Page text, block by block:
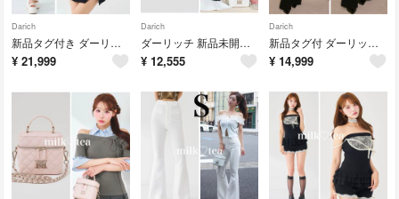
Darich
新品タグ付き ダーリッチ チェーンオフショルウェーブセットアップ ブラック F
¥ 21,999
Darich
ダーリッチ 新品未開封 ホワイト シルバーパーツ キルティングスクエアミニバッグ
¥ 12,555
Darich
新品タグ付 ダーリッチ 美シルエットカットフレアパンツ XS ブラック
¥ 14,999